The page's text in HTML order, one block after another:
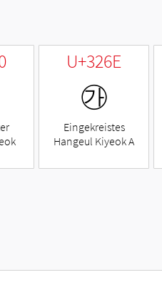
U+326E
㉮
Eingekreistes
Hangeul Kiyeok A